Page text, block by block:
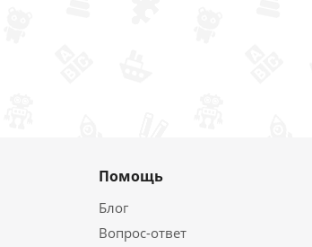
Помощь
Блог
Вопрос-ответ